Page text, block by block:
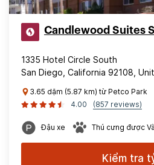
Candlewood Suites
1335 Hotel Circle South
San Diego, California 92108,
3.65 dặm (5.87 km) từ Petco Park
4.00
(857 reviews)
Đậu xe Thú cưng được
Kiểm tra